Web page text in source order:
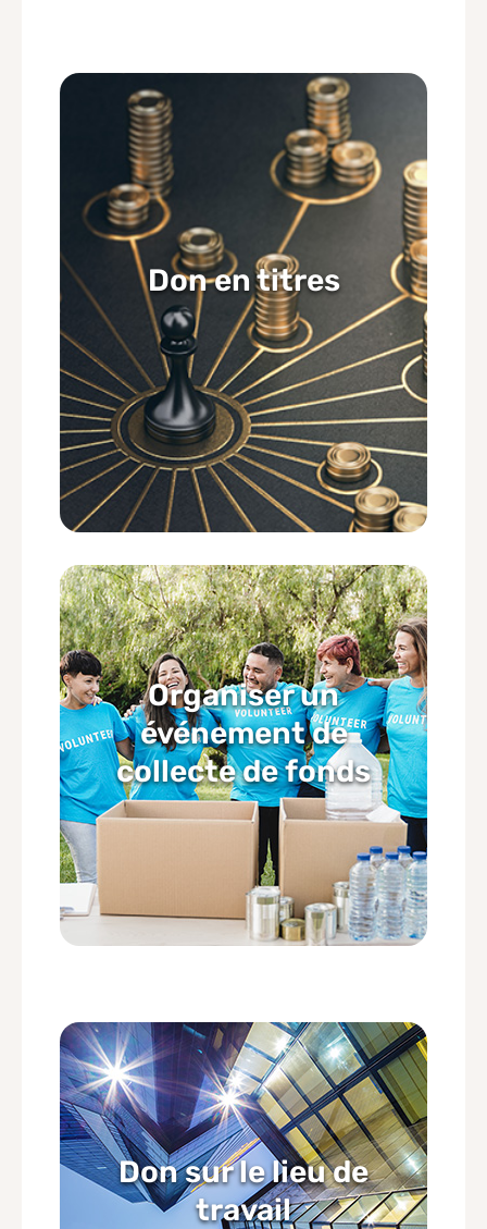
Don en titres
Organiser un
événement de
collecte de fonds
Don sur le lieu de
travail